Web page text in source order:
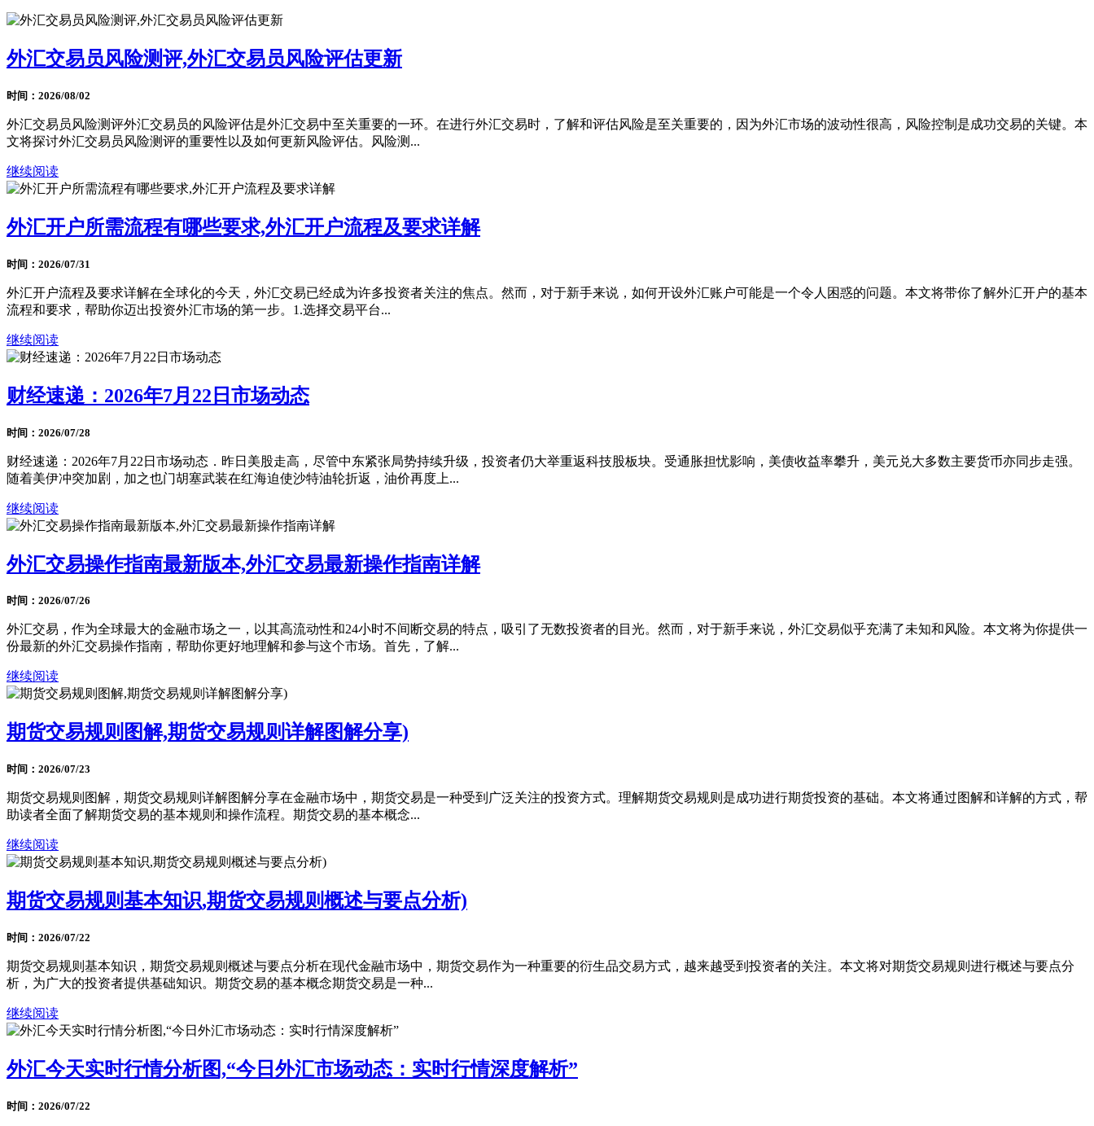
外汇交易员风险测评,外汇交易员风险评估更新
时间：2026/08/02
外汇交易员风险测评外汇交易员的风险评估是外汇交易中至关重要的一环。在进行外汇交易时，了解和评估风险是至关重要的，因为外汇市场的波动性很高，风险控制是成功交易的关键。本
文将探讨外汇交易员风险测评的重要性以及如何更新风险评估。风险测...
继续阅读
外汇开户所需流程有哪些要求,外汇开户流程及要求详解
时间：2026/07/31
外汇开户流程及要求详解在全球化的今天，外汇交易已经成为许多投资者关注的焦点。然而，对于新手来说，如何开设外汇账户可能是一个令人困惑的问题。本文将带你了解外汇开户的基本
流程和要求，帮助你迈出投资外汇市场的第一步。1.选择交易平台...
继续阅读
财经速递：2026年7月22日市场动态
时间：2026/07/28
财经速递：2026年7月22日市场动态．昨日美股走高，尽管中东紧张局势持续升级，投资者仍大举重返科技股板块。受通胀担忧影响，美债收益率攀升，美元兑大多数主要货币亦同步走强。
随着美伊冲突加剧，加之也门胡塞武装在红海迫使沙特油轮折返，油价再度上...
继续阅读
外汇交易操作指南最新版本,外汇交易最新操作指南详解
时间：2026/07/26
外汇交易，作为全球最大的金融市场之一，以其高流动性和24小时不间断交易的特点，吸引了无数投资者的目光。然而，对于新手来说，外汇交易似乎充满了未知和风险。本文将为你提供一
份最新的外汇交易操作指南，帮助你更好地理解和参与这个市场。首先，了解...
继续阅读
期货交易规则图解,期货交易规则详解图解分享)
时间：2026/07/23
期货交易规则图解，期货交易规则详解图解分享在金融市场中，期货交易是一种受到广泛关注的投资方式。理解期货交易规则是成功进行期货投资的基础。本文将通过图解和详解的方式，帮
助读者全面了解期货交易的基本规则和操作流程。期货交易的基本概念...
继续阅读
期货交易规则基本知识,期货交易规则概述与要点分析)
时间：2026/07/22
期货交易规则基本知识，期货交易规则概述与要点分析在现代金融市场中，期货交易作为一种重要的衍生品交易方式，越来越受到投资者的关注。本文将对期货交易规则进行概述与要点分
析，为广大的投资者提供基础知识。期货交易的基本概念期货交易是一种...
继续阅读
外汇今天实时行情分析图,“今日外汇市场动态：实时行情深度解析”
时间：2026/07/22